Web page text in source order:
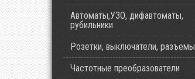
Автоматы,УЗО, дифавтоматы,
рубильники
Розетки, выключатели, разъемы
Частотные преобразователи